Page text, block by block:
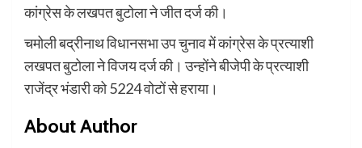
कांग्रेस के लखपत बुटोला ने जीत दर्ज की।
चमोली बद्रीनाथ विधानसभा उप चुनाव में कांग्रेस के प्रत्याशी
लखपत बुटोला ने विजय दर्ज की। उन्होंने बीजेपी के प्रत्याशी
राजेंद्र भंडारी को 5224 वोटों से हराया।
About Author